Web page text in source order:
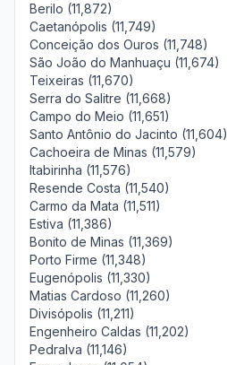
Berilo (11,872)
Caetanópolis (11,749)
Conceição dos Ouros (11,748)
São João do Manhuaçu (11,674)
Teixeiras (11,670)
Serra do Salitre (11,668)
Campo do Meio (11,651)
Santo Antônio do Jacinto (11,604)
Cachoeira de Minas (11,579)
Itabirinha (11,576)
Resende Costa (11,540)
Carmo da Mata (11,511)
Estiva (11,386)
Bonito de Minas (11,369)
Porto Firme (11,348)
Eugenópolis (11,330)
Matias Cardoso (11,260)
Divisópolis (11,211)
Engenheiro Caldas (11,202)
Pedralva (11,146)